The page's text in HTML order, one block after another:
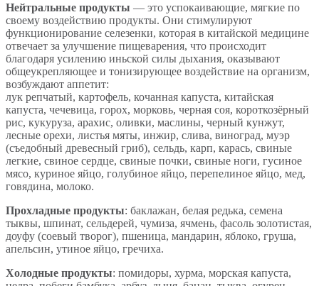
Нейтральные продукты — это успокаивающие, мягкие по
своему воздействию продукты. Они стимулируют
функционирование селезенки, которая в китайской медицине
отвечает за улучшение пищеварения, что происходит
благодаря усилению иньской силы дыхания, оказывают
общеукрепляющее и тонизирующее воздействие на организм,
возбуждают аппетит:
лук репчатый, картофель, кочанная капуста, китайская
капуста, чечевица, горох, морковь, черная соя, короткозёрный
рис, кукуруза, арахис, оливки, маслины, черный кунжут,
лесные орехи, листья мяты, инжир, слива, виноград, муэр
(съедобный древесный гриб), сельдь, карп, карась, свиные
легкие, свиное сердце, свиные почки, свиные ноги, гусиное
мясо, куриное яйцо, голубиное яйцо, перепелиное яйцо, мед,
говядина, молоко.
Прохладные продукты: баклажан, белая редька, семена
тыквы, шпинат, сельдерей, чумиза, ячмень, фасоль золотистая,
доуфу (соевый творог), пшеница, мандарин, яблоко, груша,
апельсин, утиное яйцо, гречиха.
Холодные продукты: помидоры, хурма, морская капуста,